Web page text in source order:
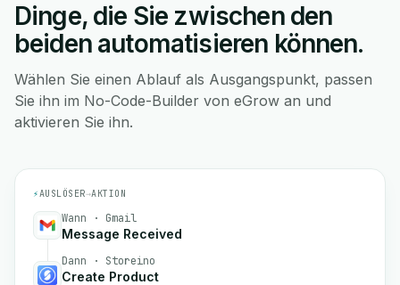
Dinge, die Sie zwischen den
beiden automatisieren können.
Wählen Sie einen Ablauf als Ausgangspunkt, passen
Sie ihn im No-Code-Builder von eGrow an und
aktivieren Sie ihn.
⚡AUSLÖSER→AKTION
Wann · Gmail
Message Received
Dann · Storeino
Create Product